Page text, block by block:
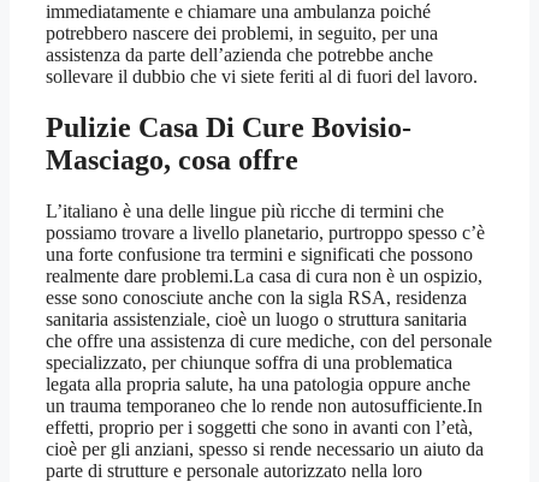
immediatamente e chiamare una ambulanza poiché
potrebbero nascere dei problemi, in seguito, per una
assistenza da parte dell’azienda che potrebbe anche
sollevare il dubbio che vi siete feriti al di fuori del lavoro.
Pulizie Casa Di Cure Bovisio-
Masciago, cosa offre
L’italiano è una delle lingue più ricche di termini che
possiamo trovare a livello planetario, purtroppo spesso c’è
una forte confusione tra termini e significati che possono
realmente dare problemi.La casa di cura non è un ospizio,
esse sono conosciute anche con la sigla RSA, residenza
sanitaria assistenziale, cioè un luogo o struttura sanitaria
che offre una assistenza di cure mediche, con del personale
specializzato, per chiunque soffra di una problematica
legata alla propria salute, ha una patologia oppure anche
un trauma temporaneo che lo rende non autosufficiente.In
effetti, proprio per i soggetti che sono in avanti con l’età,
cioè per gli anziani, spesso si rende necessario un aiuto da
parte di strutture e personale autorizzato nella loro